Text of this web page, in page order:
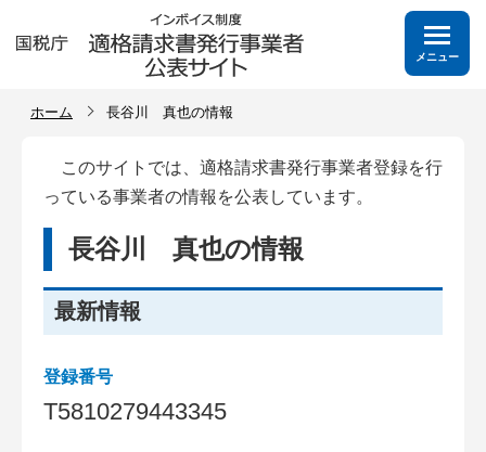
メニュー
ホーム 長谷川 真也の情報
このサイトでは、適格請求書発行事業者登録を行
っている事業者の情報を公表しています。
長谷川 真也の情報
最新情報
登録番号
T5810279443345